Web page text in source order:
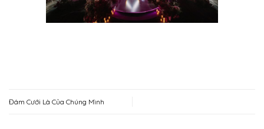
Đám Cưới Là Của Chúng Mình